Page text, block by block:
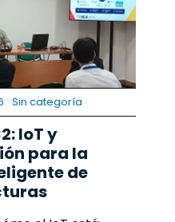
Sin categoría
IoT y
para la
de